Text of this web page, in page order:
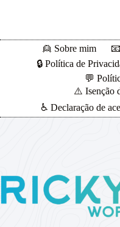
👱 Sobre mim
🔒 Política de
💬
⚠️ Isenção
♿ Declaração de